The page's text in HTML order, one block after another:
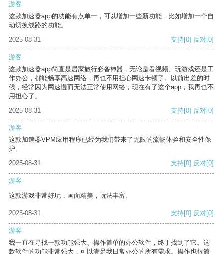
游客
这款加速器app的功能有点单一，可以增加一些新功能，比如增加一个自
动切换线路的功能。
2025-08-31
支持[0] 反对[0]
游客
这款加速器app简直是居家旅行必备神器，无论是看视频、玩游戏还是工
作办公，都能畅享高速网络，再也不用担心网速卡顿了。以前出差的时
候，经常因为网速慢而无法正常使用网络，现在有了这个app，我再也不
用担心了。
2025-08-31
支持[0] 反对[0]
游客
这款加速器VPM应用程序已经为我们带来了无限的流畅体验和安全性保
护。
2025-08-31
支持[0] 反对[0]
游客
这款游戏非常好玩，画面精美，玩法丰富。
2025-08-31 支持[0] 反对[0]
游客
我一直在寻找一款功能强大、操作简单的办公软件，终于找到了它。这
款软件的功能非常强大，可以满足我日常办公的所有需求。操作也很简